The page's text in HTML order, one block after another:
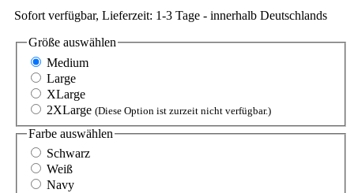
Sofort verfügbar, Lieferzeit: 1-3 Tage - innerhalb Deutschlands
Größe auswählen
Medium
Large
XLarge
2XLarge (Diese Option ist zurzeit nicht verfügbar.)
Farbe auswählen
Schwarz
Weiß
Navy